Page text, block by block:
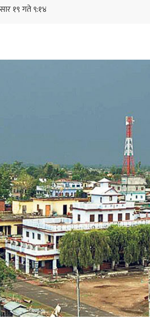
१९ गते ९:१४